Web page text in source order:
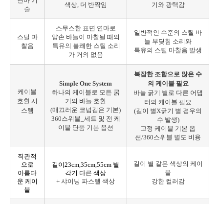
술
색상, 더 반짝임
기와 광택감
스틸 마
찰음
스무스한 표면 연마로
양손 바늘이 마찰될 때의
특유의 불쾌한 스틸 소리
가 거의 없음
일반적인 수준의 스틸 바
늘 부딪힘 소리와
특유의 스틸 마찰음 발생
케이블
호환 시
스템
Simple One System
하나의 케이블로 모든 굵
기의 바늘 호환
(매끄러운 코넘김은 기본)
360스위블_세트 및 전 케
이블 단품 기본 옵션
복잡한 조합으로 많은 수
의 케이블 필요
바늘 굵기 별로 다른 어댑
터의 케이블 필요
(길이 별X굵기 별 경우의
수 발생)
고정 케이블 기본 옵
션/360스위블 별도 비용
직관적
으로
아름다
운 케이
블
길이23cm,35cm,55cm 별
각기 다른 색상
+ 샤이닝 파스텔 색상
길이 별 같은 색상의 케이
블
강한 컬러감